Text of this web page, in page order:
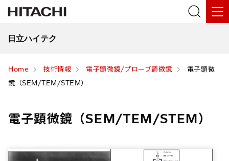
日立ハイテク
Home 技術情報 電子顕微鏡/プローブ顕微鏡
電子顕微
鏡（SEM/TEM/STEM）
電子顕微鏡（SEM/TEM/STEM）